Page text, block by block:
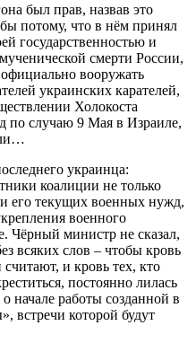
был прав, назвав это
потому, что в нём принял
государственностью и
смерти России,
вооружать
украинских карателей,
Холокоста
по случаю 9 Мая в Израиле,
украинца:
коалиции не только
его текущих военных нужд,
военного
Чёрный министр не сказал,
всяких слов – чтобы кровь
и кровь тех, кто
постоянно лилась
начале работы созданной в
встречи которой будут